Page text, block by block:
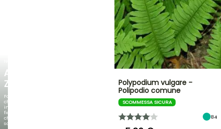
AGAPANTHUS
ZAMBEZI
Fogliami
che
incantano,
fioriture
che
sorprendono!
Polypodium vulgare -
Polipodio comune
SCOMMESSA SICURA
84